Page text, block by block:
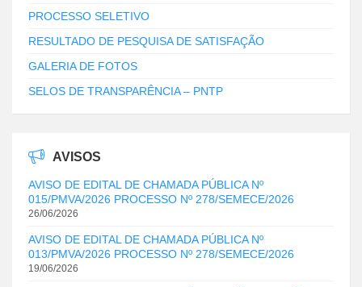
PROCESSO SELETIVO
RESULTADO DE PESQUISA DE SATISFAÇÃO
GALERIA DE FOTOS
SELOS DE TRANSPARÊNCIA – PNTP
AVISOS
AVISO DE EDITAL DE CHAMADA PÚBLICA Nº
015/PMVA/2026 PROCESSO Nº 278/SEMECE/2026
26/06/2026
AVISO DE EDITAL DE CHAMADA PÚBLICA Nº
013/PMVA/2026 PROCESSO Nº 278/SEMECE/2026
19/06/2026